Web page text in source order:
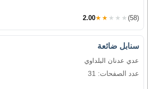
2.00★★★★★ (58)
سنابل ضائعة
عدي عدنان البلداوي
عدد الصفحات: 31